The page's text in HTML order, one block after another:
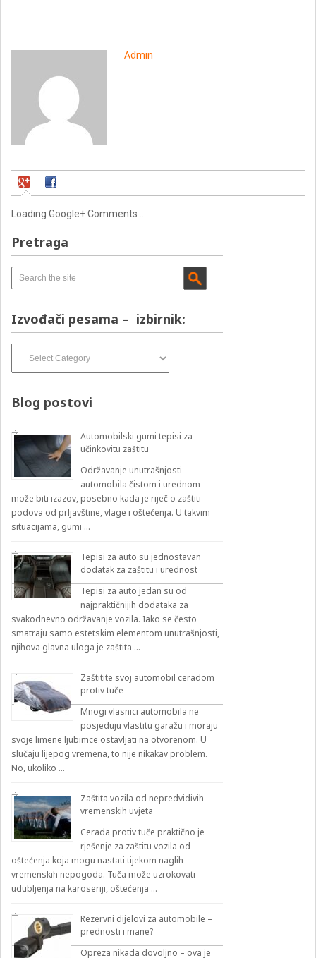
Admin
Loading Google+ Comments ...
Pretraga
Izvođači pesama – izbirnik:
pesama
Blog postovi
Automobilski gumi tepisi za
učinkovitu zaštitu
Održavanje unutrašnjosti
automobila čistom i urednom
može biti izazov, posebno kada je riječ o zaštiti
podova od prljavštine, vlage i oštećenja. U takvim
situacijama, gumi …
Tepisi za auto su jednostavan
dodatak za zaštitu i urednost
Tepisi za auto jedan su od
najpraktičnijih dodataka za
svakodnevno održavanje vozila. Iako se često
smatraju samo estetskim elementom unutrašnjosti,
njihova glavna uloga je zaštita …
Zaštitite svoj automobil ceradom
protiv tuče
Mnogi vlasnici automobila ne
posjeduju vlastitu garažu i moraju
svoje limene ljubimce ostavljati na otvorenom. U
slučaju lijepog vremena, to nije nikakav problem.
No, ukoliko …
Zaštita vozila od nepredvidivih
vremenskih uvjeta
Cerada protiv tuče praktično je
rješenje za zaštitu vozila od
oštećenja koja mogu nastati tijekom naglih
vremenskih nepogoda. Tuča može uzrokovati
udubljenja na karoseriji, oštećenja …
Rezervni dijelovi za automobile –
prednosti i mane?
Opreza nikada dovoljno – ova je